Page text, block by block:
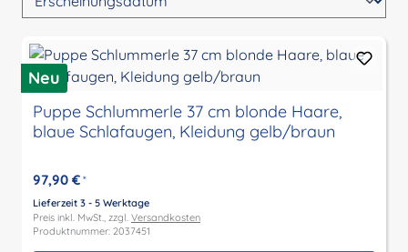
Neu
Puppe Schlummerle 37 cm blonde Haare,
blaue Schlafaugen, Kleidung gelb/braun
97,90 € *
Lieferzeit 3 - 5 Werktage
Preis inkl. MwSt., zzgl. Versandkosten
Produktnummer: 2037451